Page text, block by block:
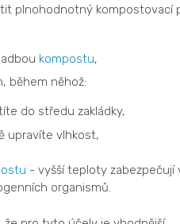
plnohodnotný kompostovací
kompostu,
během něhož:
do středu zakládky,
upravíte vlhkost,
- vyšší teploty zabezpečují
organismů.